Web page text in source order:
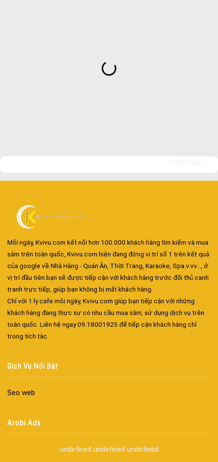
Mỗi ngày, Kvivu.com kết nối hơn 100.000 khách hàng tìm kiếm và mua
sắm trên toàn quốc, Kvivu.com hiện đang đứng vị trí số 1 trên kết quả
của google về Nhà Hàng - Quán Ăn, Thời Trang, Karaoke, Spa.v.vv..., ở
vị trí đầu tiên bạn sẽ được tiếp cận với khách hàng trước đối thủ cạnh
tranh trực tiếp, giúp bạn không bị mất khách hàng.
Chỉ với 1 ly cafe mỗi ngày, Kvivu.com giúp bạn tiếp cận với những
khách hàng đang thực sự có nhu cầu mua sắm, sử dụng dịch vụ trên
toàn quốc. Liên hệ ngay 09.18001925 để tiếp cận khách hàng chỉ
trong tích tắc.
Dịch Vụ Nổi Bật
Seo web
Arobi Ads
undefined undefined undefined
Đa dạng màu sắc cửa nhôm – Tối ưu màu sắc Kiến Trúc
Cửa nhôm chống gió mưa – Hiên ngang giữa thời tiết khắc
Cửa nhôm kín nước kín khí – Bình yên với những tác nhân bên
ngoài
Cửa nhôm cách âm – Sự yên bình trong nhịp sống hiện đại
Cửa nhôm xếp trượt – Kết nối không gian sống
Cửa nhôm trượt view lớn – Nâng tầm đẳng cấp sống
Cửa sổ trượt đứng – Điểm nhấn sáng tạo trong kiến trúc